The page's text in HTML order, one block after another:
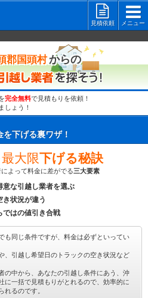
見積依頼
メニュー
郡国頭村からの
完全無料で見積もりを依頼！
しょう！
下げる裏ワザ！
大限下げる秘訣
よって料金に差がでる三大要素
意な引越し業者を選ぶ
き状況が違う
ではの値引き合戦
も同じ条件ですが、料金は必ずといってい
、引越し希望日のトラックの空き状況など
の中から、あなたの引越し条件にあう、沖
に一括で見積もりがとれるので、効率的に
れるのです。